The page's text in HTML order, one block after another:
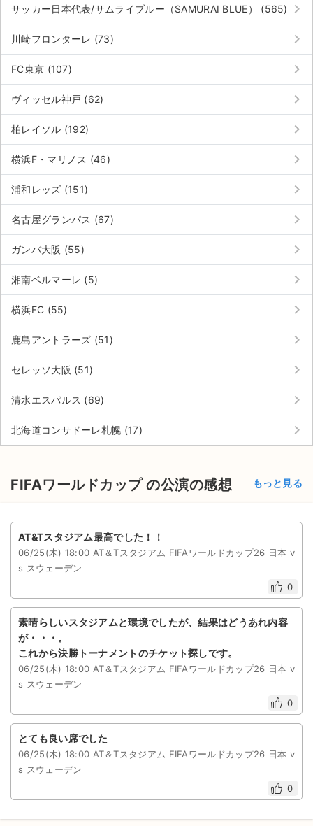
サッカー日本代表/サムライブルー（SAMURAI BLUE） (565) keyboard_arrow_right
川崎フロンターレ (73) keyboard_arrow_right
FC東京 (107) keyboard_arrow_right
ヴィッセル神戸 (62) keyboard_arrow_right
柏レイソル (192) keyboard_arrow_right
横浜F・マリノス (46) keyboard_arrow_right
浦和レッズ (151) keyboard_arrow_right
名古屋グランパス (67) keyboard_arrow_right
ガンバ大阪 (55) keyboard_arrow_right
湘南ベルマーレ (5) keyboard_arrow_right
横浜FC (55) keyboard_arrow_right
鹿島アントラーズ (51) keyboard_arrow_right
セレッソ大阪 (51) keyboard_arrow_right
清水エスパルス (69) keyboard_arrow_right
北海道コンサドーレ札幌 (17) keyboard_arrow_right
FIFAワールドカップ の公演の感想 もっと見る
AT&Tスタジアム最高でした！！
06/25(木) 18:00 AT＆Tスタジアム FIFAワールドカップ26 日本 v
s スウェーデン
0
素晴らしいスタジアムと環境でしたが、結果はどうあれ内容
が・・・。
これから決勝トーナメントのチケット探しです。
06/25(木) 18:00 AT＆Tスタジアム FIFAワールドカップ26 日本 v
s スウェーデン
0
とても良い席でした
06/25(木) 18:00 AT＆Tスタジアム FIFAワールドカップ26 日本 v
s スウェーデン
0